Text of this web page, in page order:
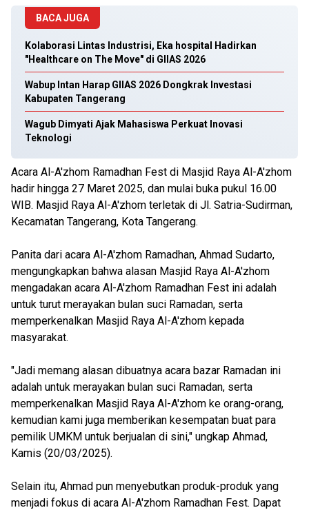
BACA JUGA
Kolaborasi Lintas Industrisi, Eka hospital Hadirkan
"Healthcare on The Move" di GIIAS 2026
Wabup Intan Harap GIIAS 2026 Dongkrak Investasi
Kabupaten Tangerang
Wagub Dimyati Ajak Mahasiswa Perkuat Inovasi
Teknologi
Acara Al-A'zhom Ramadhan Fest di Masjid Raya Al-A'zhom
hadir hingga 27 Maret 2025, dan mulai buka pukul 16.00
WIB. Masjid Raya Al-A'zhom terletak di Jl. Satria-Sudirman,
Kecamatan Tangerang, Kota Tangerang.
Panita dari acara Al-A'zhom Ramadhan, Ahmad Sudarto,
mengungkapkan bahwa alasan Masjid Raya Al-A'zhom
mengadakan acara Al-A'zhom Ramadhan Fest ini adalah
untuk turut merayakan bulan suci Ramadan, serta
memperkenalkan Masjid Raya Al-A'zhom kepada
masyarakat.
"Jadi memang alasan dibuatnya acara bazar Ramadan ini
adalah untuk merayakan bulan suci Ramadan, serta
memperkenalkan Masjid Raya Al-A'zhom ke orang-orang,
kemudian kami juga memberikan kesempatan buat para
pemilik UMKM untuk berjualan di sini," ungkap Ahmad,
Kamis (20/03/2025).
Selain itu, Ahmad pun menyebutkan produk-produk yang
menjadi fokus di acara Al-A'zhom Ramadhan Fest. Dapat